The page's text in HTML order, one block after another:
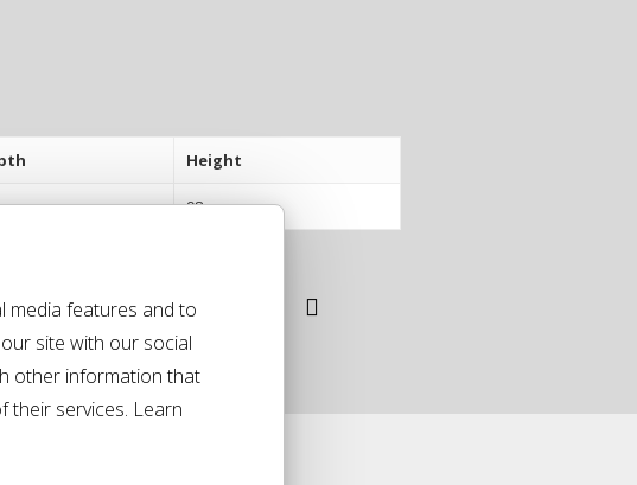
media features and to
site with our social
other information that
their services. Learn
Height
98 cm